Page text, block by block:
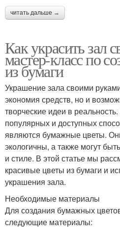
читать дальше →
Как украсить зал
мастер-класс по
из бумаги
Украшение зала своими
экономия средств, но и
творческие идеи в
популярных и доступных
являются бумажные цветы.
экологичны, а также могут
и стиле. В этой статье мы
красивые цветы из бумаги и
украшения зала.
Необходимые материалы
Для создания бумажных
следующие материалы: